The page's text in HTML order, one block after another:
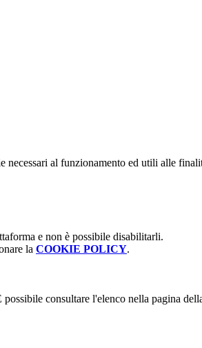
al funzionamento ed utili alle
e non è possibile disabilitarli.
la COOKIE POLICY.
consultare l'elenco nella pagina